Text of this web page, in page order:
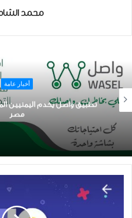
محمد
أخبار عامة
واصل يخدم اليمنيين المقيمين